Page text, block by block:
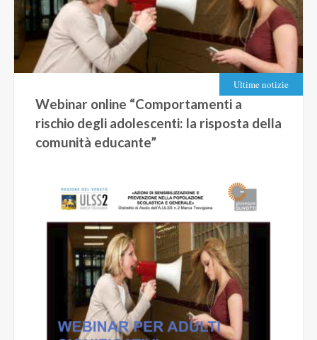
Ultime notizie
Webinar online “Comportamenti a
rischio degli adolescenti: la risposta della
comunità educante”